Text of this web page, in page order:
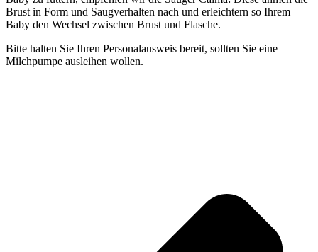
Brust in Form und Saugverhalten nach und erleichtern so Ihrem
Baby den Wechsel zwischen Brust und Flasche.
Bitte halten Sie Ihren Personalausweis bereit, sollten Sie eine
Milchpumpe ausleihen wollen.